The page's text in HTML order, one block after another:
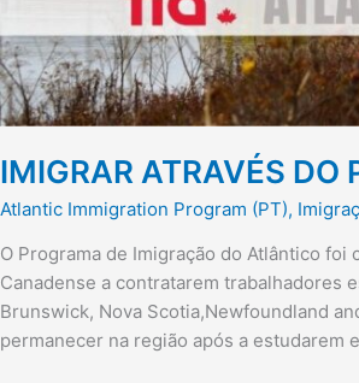
IMIGRAR ATRAVÉS DO
Atlantic Immigration Program (PT),
O Programa de Imigração do Atlântico
Canadense a contratarem trabalhadores
Brunswick, Nova Scotia,Newfoundland
permanecer na região após a estudarem